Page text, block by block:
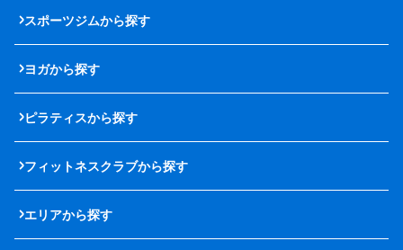
スポーツジムから探す
ヨガから探す
ピラティスから探す
フィットネスクラブから探す
エリアから探す